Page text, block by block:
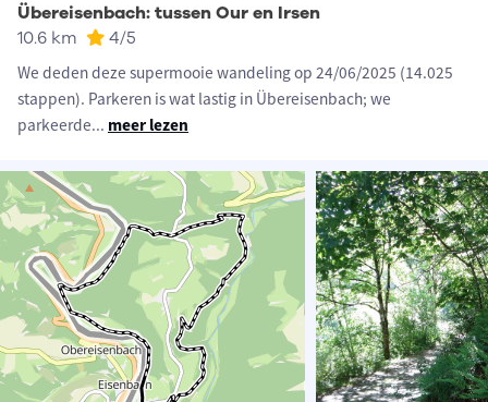
Übereisenbach: tussen Our en Irsen
10.6 km 4/5
We deden deze supermooie wandeling op 24/06/2025 (14.025
stappen). Parkeren is wat lastig in Übereisenbach; we
parkeerde... meer lezen